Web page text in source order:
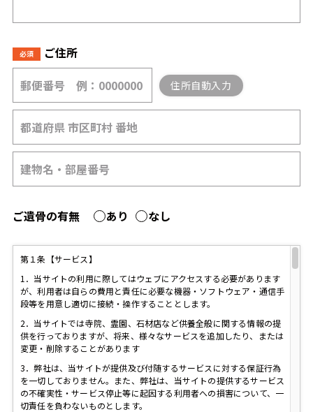
必須 ご住所
住所自動入力
ご遺骨の有無 あり なし
第１条【サービス】
1．当サイトの利用に際してはウェブにアクセスする必要があります
が、利用者は自らの費用と責任に必要な機器・ソフトウェア・通信手
段等を用意し適切に接続・操作することとします。
2．当サイトでは寺院、霊園、石材店など供養全般に関する情報の提
供を行っておりますが、将来、様々なサービスを追加したり、または
変更・削除することがあります
3．弊社は、当サイトが提供及び付随するサービスに対する保証行為
を一切しておりません。また、弊社は、当サイトの提供するサービス
の不確実性・サービス停止等に起因する利用者への損害について、一
切責任を負わないものとします。